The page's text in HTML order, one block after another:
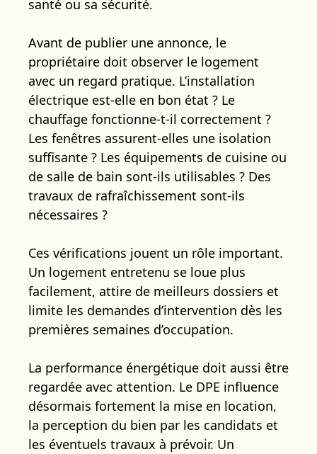
santé ou sa sécurité.
Avant de publier une annonce, le
propriétaire doit observer le logement
avec un regard pratique. L’installation
électrique est-elle en bon état ? Le
chauffage fonctionne-t-il correctement ?
Les fenêtres assurent-elles une isolation
suffisante ? Les équipements de cuisine ou
de salle de bain sont-ils utilisables ? Des
travaux de rafraîchissement sont-ils
nécessaires ?
Ces vérifications jouent un rôle important.
Un logement entretenu se loue plus
facilement, attire de meilleurs dossiers et
limite les demandes d’intervention dès les
premières semaines d’occupation.
La performance énergétique doit aussi être
regardée avec attention. Le DPE influence
désormais fortement la mise en location,
la perception du bien par les candidats et
les éventuels travaux à prévoir. Un